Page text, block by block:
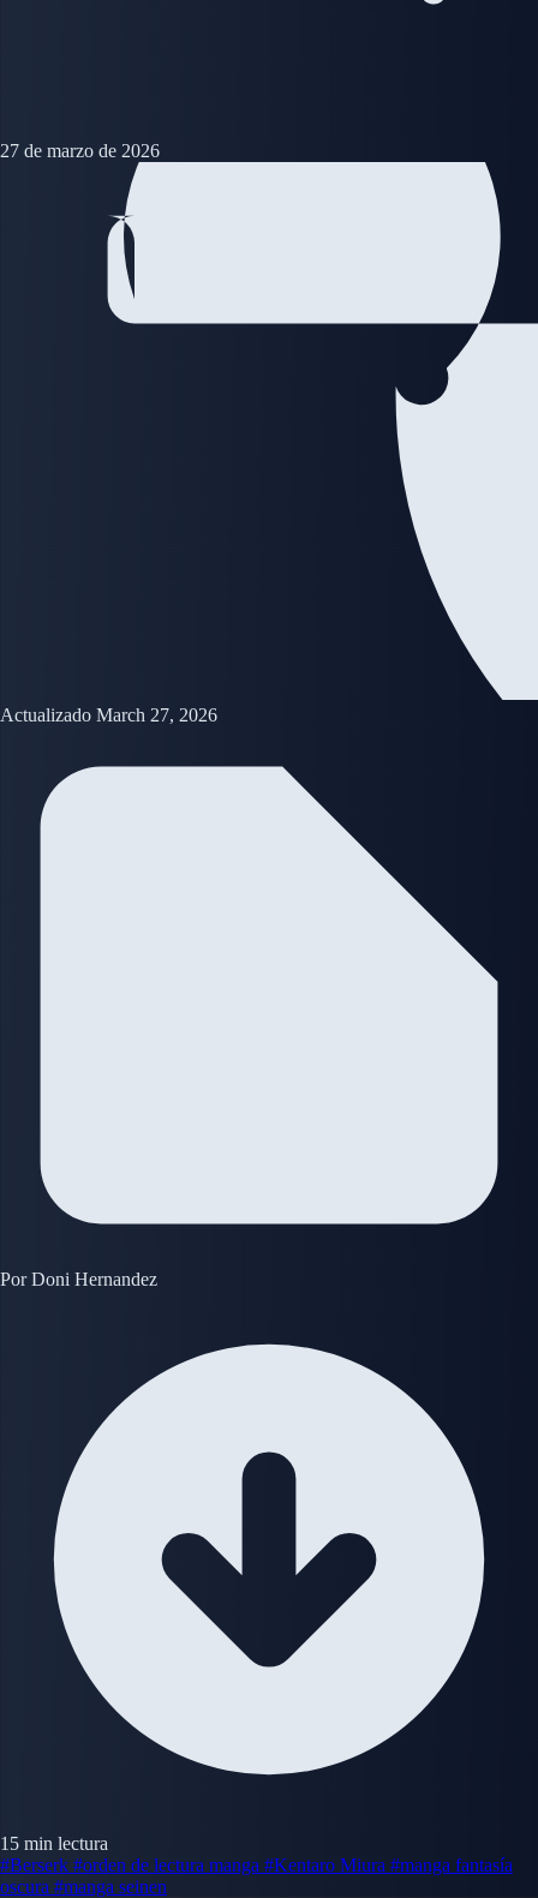
27 de marzo de 2026
Actualizado March 27, 2026
PorDoni Hernandez
15 min lectura
#Berserk #orden de lectura manga #Kentaro Miura #manga fantasía
oscura #manga seinen